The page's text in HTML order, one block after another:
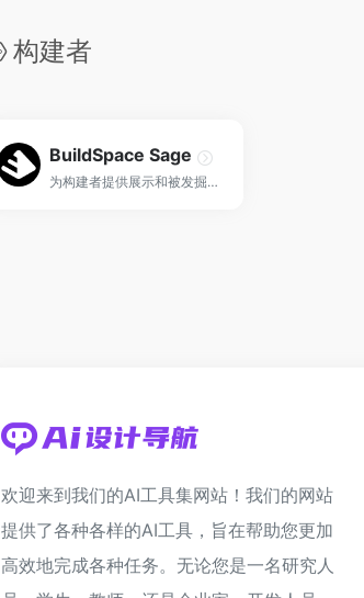
构建者
BuildSpace Sage
为构建者提供展示和被发掘的机会！
欢迎来到我们的AI工具集网站！我们的网站
提供了各种各样的AI工具，旨在帮助您更加
高效地完成各种任务。无论您是一名研究人